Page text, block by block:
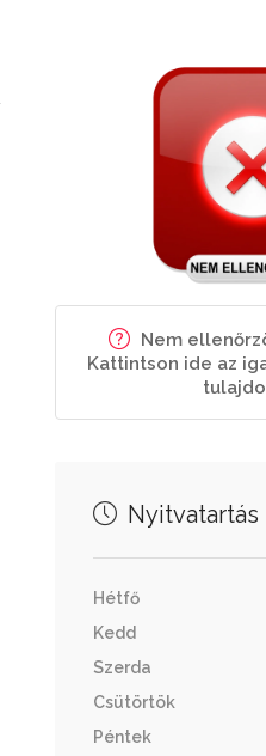
Nem
Kattintson ide az
Nyitvatartás
Hétfő
Kedd
Szerda
Csütörtök
Péntek